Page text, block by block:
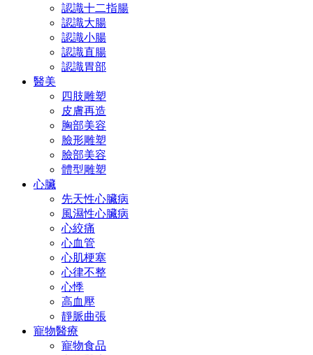
認識十二指腸
認識大腸
認識小腸
認識直腸
認識胃部
醫美
四肢雕塑
皮膚再造
胸部美容
臉形雕塑
臉部美容
體型雕塑
心臟
先天性心臟病
風濕性心臟病
心絞痛
心血管
心肌梗塞
心律不整
心悸
高血壓
靜脈曲張
寵物醫療
寵物食品